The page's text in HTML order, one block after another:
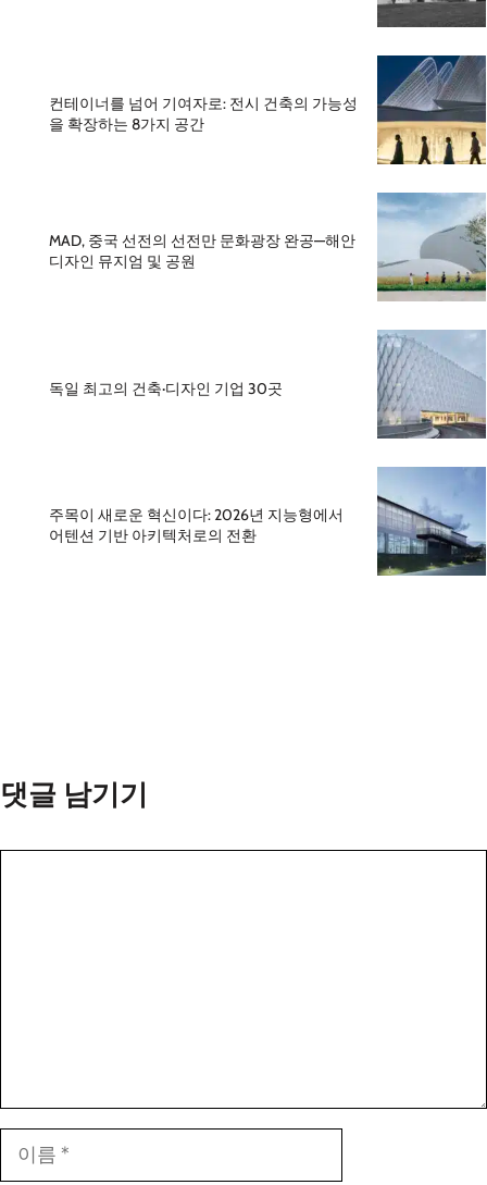
컨테이너를 넘어 기여자로: 전시 건축의 가능성
을 확장하는 8가지 공간
MAD, 중국 선전의 선전만 문화광장 완공—해안
디자인 뮤지엄 및 공원
독일 최고의 건축·디자인 기업 30곳
주목이 새로운 혁신이다: 2026년 지능형에서
어텐션 기반 아키텍처로의 전환
댓글 남기기